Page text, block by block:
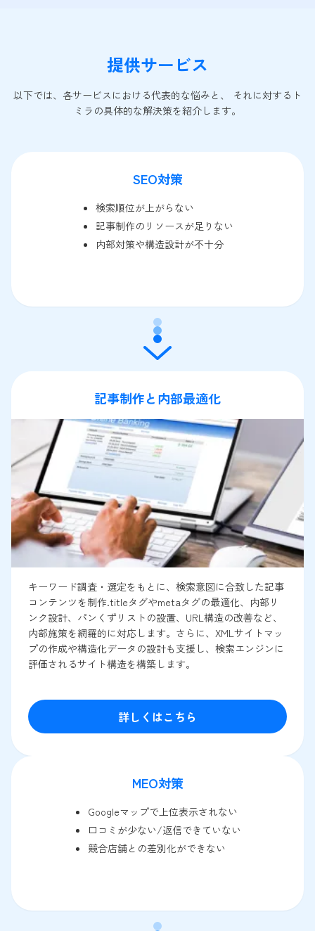
提供サービス
以下では、各サービスにおける代表的な悩みと、 それに対するト
ミラの具体的な解決策を紹介します。
SEO対策
検索順位が上がらない
記事制作のリソースが足りない
内部対策や構造設計が不十分
記事制作と内部最適化
キーワード調査・選定をもとに、検索意図に合致した記事
コンテンツを制作.titleタグやmetaタグの最適化、内部リ
ンク設計、パンくずリストの設置、URL構造の改善など、
内部施策を網羅的に対応します。さらに、XMLサイトマッ
プの作成や構造化データの設計も支援し、検索エンジンに
評価されるサイト構造を構築します。
詳しくはこちら
MEO対策
Googleマップで上位表示されない
口コミが少ない/返信できていない
競合店舗との差別化ができない